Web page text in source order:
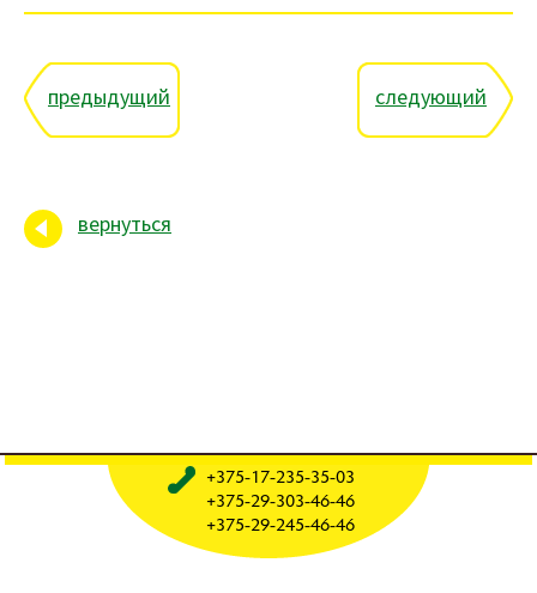
предыдущий следующий
вернуться
+375-17-235-35-03
+375-29-303-46-46
+375-29-245-46-46